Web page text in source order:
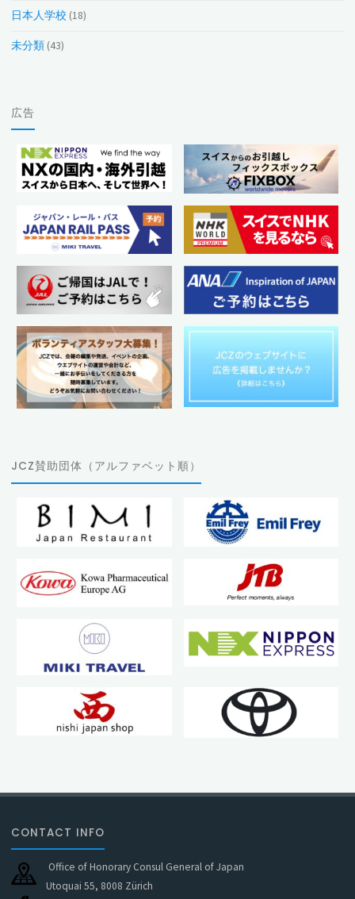
日本人学校 (18)
未分類(43)
広告
JCZ賛助団体（アルファベット順）
CONTACT INFO
Office of Honorary Consul General of Japan
Utoquai 55, 8008 Zürich